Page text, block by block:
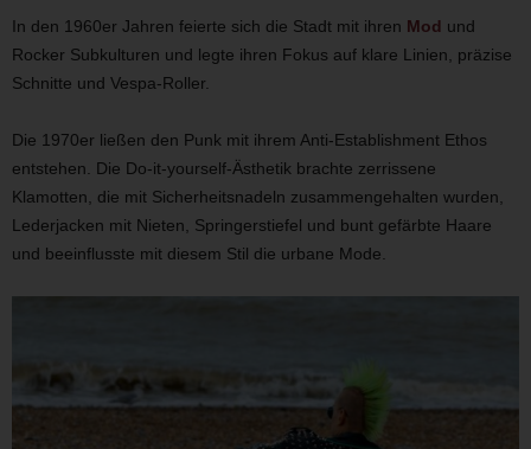
In den 1960er Jahren feierte sich die Stadt mit ihren Mod und
Rocker Subkulturen und legte ihren Fokus auf klare Linien, präzise
Schnitte und Vespa-Roller.
Die 1970er ließen den Punk mit ihrem Anti-Establishment Ethos
entstehen. Die Do-it-yourself-Ästhetik brachte zerrissene
Klamotten, die mit Sicherheitsnadeln zusammengehalten wurden,
Lederjacken mit Nieten, Springerstiefel und bunt gefärbte Haare
und beeinflusste mit diesem Stil die urbane Mode.